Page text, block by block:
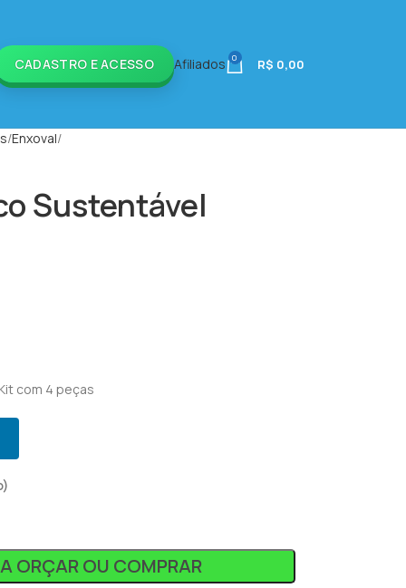
CADASTRO E ACESSO Afiliados 0 R$ 0,00
Enxoval
Sustentável
com 4 peças
ORÇAR OU COMPRAR